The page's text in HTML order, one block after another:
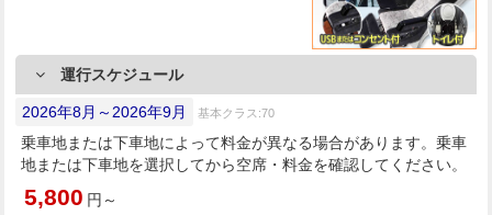
運行スケジュール
2026年8月～2026年9月 基本クラス:70
乗車地または下車地によって料金が異なる場合があります。乗車
地または下車地を選択してから空席・料金を確認してください。
5,800 円～